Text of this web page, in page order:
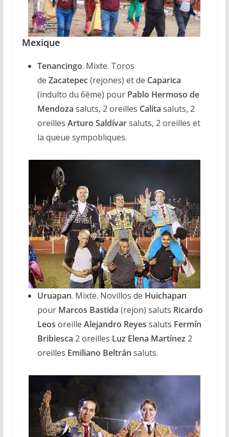
Mexique
Tenancingo. Mixte. Toros
de Zacatepec(rejones) et de Caparica
(indulto du 6ème) pour Pablo Hermoso de
Mendoza saluts, 2 oreilles Calita saluts, 2
oreilles Arturo Saldívarsaluts, 2 oreilles et
la queue sympobliques.
Uruapan. Mixte. Novillos de Huichapan
pour Marcos Bastida (rejon) saluts Ricardo
Leos oreille Alejandro Reyes saluts Fermín
Bribiesca 2 oreilles Luz Elena Martínez 2
oreilles Emiliano Beltrán saluts.